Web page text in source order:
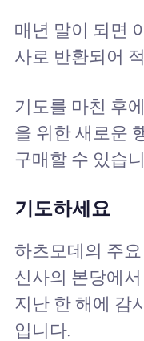
매년 말이 되면
사로 반환되어
기도를 마친 후
을 위한 새로운
구매할 수 있습
기도하세요
하츠모데의 주
신사의 본당에
지난 한 해에 감
입니다.